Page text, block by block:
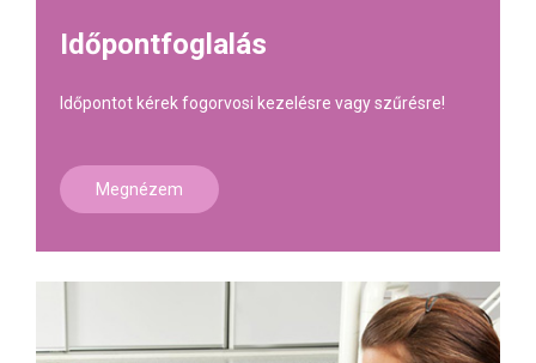
Időpontfoglalás
Időpontot kérek fogorvosi kezelésre vagy szűrésre!
Megnézem